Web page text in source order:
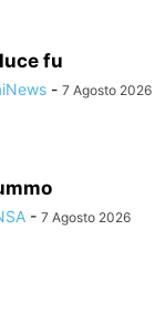
fu
- 7 Agosto 2026
- 7 Agosto 2026